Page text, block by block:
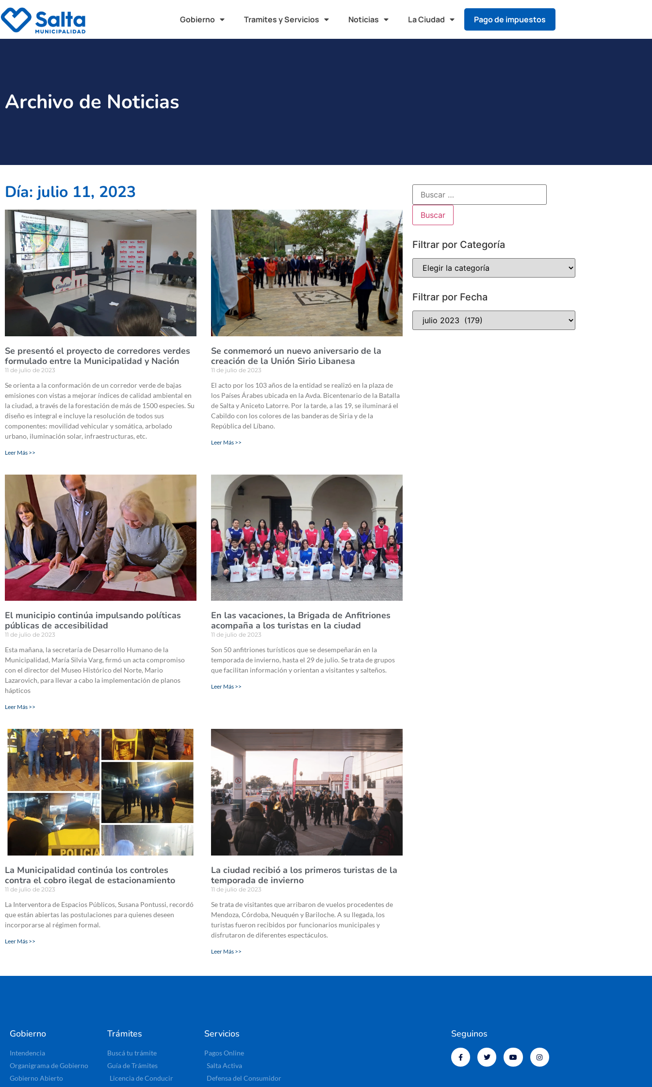
Gobierno Tramites y Servicios Noticias La Ciudad Pago de impuestos
Archivo de Noticias
Día: julio 11, 2023
Se presentó el proyecto de corredores verdes
formulado entre la Municipalidad y Nación
11 de julio de 2023
Se orienta a la conformación de un corredor verde de bajas
emisiones con vistas a mejorar índices de calidad ambiental en
la ciudad, a través de la forestación de más de 1500 especies. Su
diseño es integral e incluye la resolución de todos sus
componentes: movilidad vehicular y somática, arbolado
urbano, iluminación solar, infraestructuras, etc.
Leer Más >>
Se conmemoró un nuevo aniversario de la
creación de la Unión Sirio Libanesa
11 de julio de 2023
El acto por los 103 años de la entidad se realizó en la plaza de
los Países Árabes ubicada en la Avda. Bicentenario de la Batalla
de Salta y Aniceto Latorre. Por la tarde, a las 19, se iluminará el
Cabildo con los colores de las banderas de Siria y de la
República del Líbano.
Leer Más >>
El municipio continúa impulsando políticas
públicas de accesibilidad
11 de julio de 2023
Esta mañana, la secretaría de Desarrollo Humano de la
Municipalidad, María Silvia Varg, firmó un acta compromiso
con el director del Museo Histórico del Norte, Mario
Lazarovich, para llevar a cabo la implementación de planos
hápticos
Leer Más >>
En las vacaciones, la Brigada de Anfitriones
acompaña a los turistas en la ciudad
11 de julio de 2023
Son 50 anfitriones turísticos que se desempeñarán en la
temporada de invierno, hasta el 29 de julio. Se trata de grupos
que facilitan información y orientan a visitantes y salteños.
Leer Más >>
La Municipalidad continúa los controles
contra el cobro ilegal de estacionamiento
11 de julio de 2023
La Interventora de Espacios Públicos, Susana Pontussi, recordó
que están abiertas las postulaciones para quienes deseen
incorporarse al régimen formal.
Leer Más >>
La ciudad recibió a los primeros turistas de la
temporada de invierno
11 de julio de 2023
Se trata de visitantes que arribaron de vuelos procedentes de
Mendoza, Córdoba, Neuquén y Bariloche. A su llegada, los
turistas fueron recibidos por funcionarios municipales y
disfrutaron de diferentes espectáculos.
Leer Más >>
Filtrar por Categoría
Filtrar por Fecha
Gobierno
Intendencia
Organigrama de Gobierno
Gobierno Abierto
Trámites
Buscá tu trámite
Guía de Trámites
Licencia de Conducir
Servicios
Pagos Online
Salta Activa
Defensa del Consumidor
Seguinos